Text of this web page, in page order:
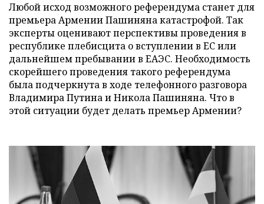
Любой исход возможного референдума станет для
премьера Армении Пашиняна катастрофой. Так
эксперты оценивают перспективы проведения в
республике плебисцита о вступлении в ЕС или
дальнейшем пребывании в ЕАЭС. Необходимость
скорейшего проведения такого референдума
была подчеркнута в ходе телефонного разговора
Владимира Путина и Никола Пашиняна. Что в
этой ситуации будет делать премьер Армении?